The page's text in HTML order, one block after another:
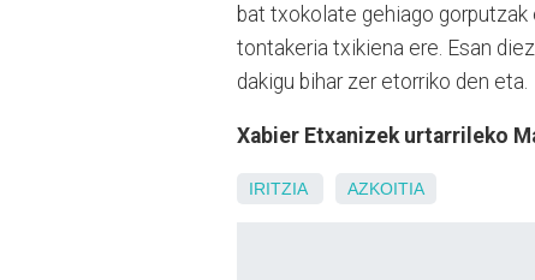
bat txokolate gehiago gorputzak
tontakeria txikiena ere. Esan
dakigu bihar zer etorriko den eta.
Xabier Etxanizek urtarrileko
IRITZIA AZKOITIA